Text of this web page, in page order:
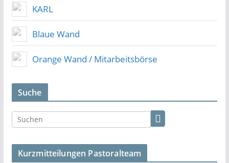
KARL
Blaue Wand
Orange Wand / Mitarbeitsbörse
Suche
Kurzmitteilungen Pastoralteam